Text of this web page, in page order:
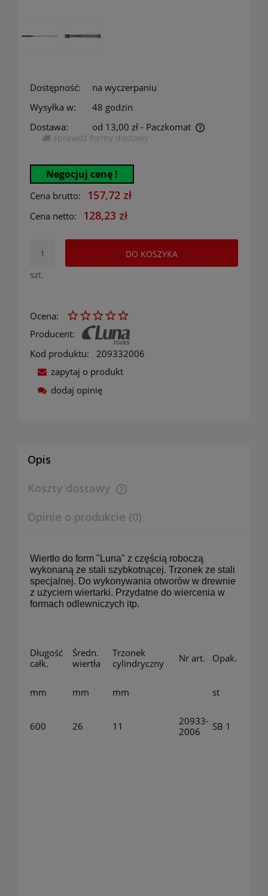
Dostępność:
na wyczerpaniu
Wysyłka w:
48 godzin
Dostawa:
od 13,00 zł - Paczkomat
Cena nie zawiera ewentualnych kosztów płatności
sprawdź formy dostawy
Negocjuj cenę !
Cena brutto: 157,72 zł
Cena netto: 128,23 zł
szt.
DO KOSZYKA
Ocena:
Producent:
Kod produktu:
209332006
zapytaj o produkt
dodaj opinię
Opis
Koszty dostawy
Cena nie zawiera ewentualnych kosztów płatności
Opinie o produkcie (0)
Wiertło do form "Luna" z częścią roboczą
wykonaną ze stali szybkotnącej. Trzonek ze stali
specjalnej. Do wykonywania otworów w drewnie
z użyciem wiertarki. Przydatne do wiercenia w
formach odlewniczych itp.
Długość
całk.
Średn.
wiertła
Trzonek
cylindryczny
Nr art. Opak.
mm mm mm st
600 26 11
20933-
2006
SB 1